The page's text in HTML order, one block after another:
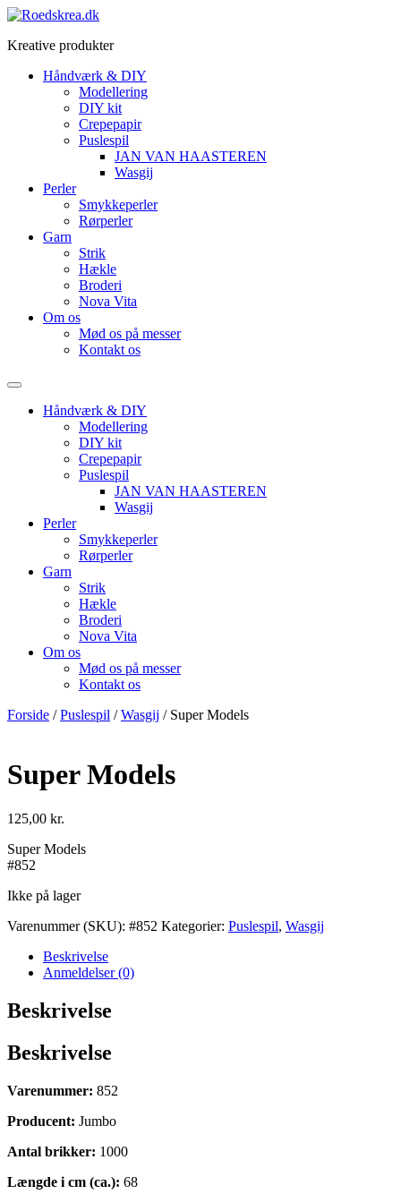
Videre
indhold
Kreative produkter
Håndværk & DIY
Modellering
DIY kit
Crepepapir
Puslespil
JAN VAN HAASTEREN
Wasgij
Perler
Smykkeperler
Rørperler
Garn
Strik
Hækle
Broderi
Nova Vita
Om os
Mød os på messer
Kontakt os
Menu
Håndværk & DIY
Modellering
DIY kit
Crepepapir
Puslespil
JAN VAN HAASTEREN
Wasgij
Perler
Smykkeperler
Rørperler
Garn
Strik
Hækle
Broderi
Nova Vita
Om os
Mød os på messer
Kontakt os
Forside /Puslespil /Wasgij / Super Models
Super Models
125,00 kr.
Super Models
#852
Ikke på lager
Varenummer (SKU): #852 Kategorier: Puslespil, Wasgij
Beskrivelse
Anmeldelser (0)
Beskrivelse
Beskrivelse
Varenummer: 852
Producent: Jumbo
Antal brikker: 1000
Længde i cm (ca.): 68